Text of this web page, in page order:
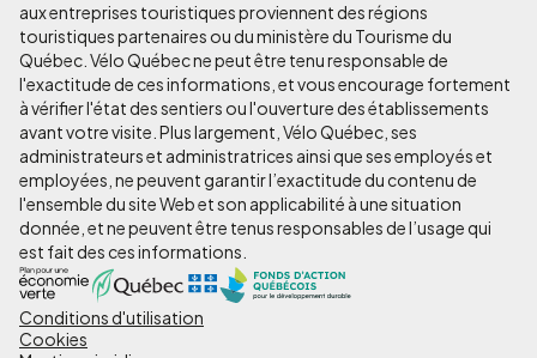
aux entreprises touristiques proviennent des régions
touristiques partenaires ou du ministère du Tourisme du
Québec. Vélo Québec ne peut être tenu responsable de
l'exactitude de ces informations, et vous encourage fortement
à vérifier l'état des sentiers ou l'ouverture des établissements
avant votre visite. Plus largement, Vélo Québec, ses
administrateurs et administratrices ainsi que ses employés et
employées, ne peuvent garantir l’exactitude du contenu de
l'ensemble du site Web et son applicabilité à une situation
donnée, et ne peuvent être tenus responsables de l’usage qui
est fait des ces informations.
Pied
Conditions d'utilisation
Cookies